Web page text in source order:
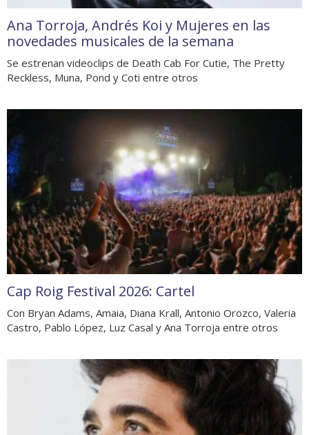
Ana Torroja, Andrés Koi y Mujeres en las
novedades musicales de la semana
Se estrenan videoclips de Death Cab For Cutie, The Pretty
Reckless, Muna, Pond y Coti entre otros
Cap Roig Festival 2026: Cartel
Con Bryan Adams, Amaia, Diana Krall, Antonio Orozco, Valeria
Castro, Pablo López, Luz Casal y Ana Torroja entre otros